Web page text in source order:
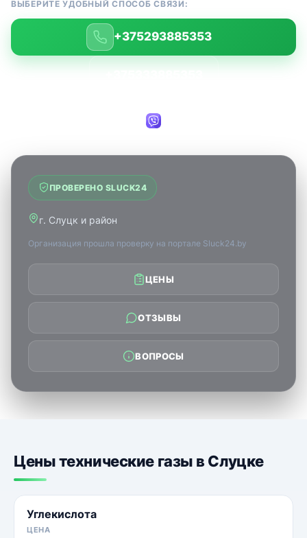
ВЫБЕРИТЕ УДОБНЫЙ СПОСОБ СВЯЗИ:
+375293885353
ПРОВЕРЕНО SLUCK24
г. Слуцк и район
Организация прошла проверку на портале Sluck24.by
ЦЕНЫ
ОТЗЫВЫ
ВОПРОСЫ
Цены технические газы в Слуцке
Углекислота